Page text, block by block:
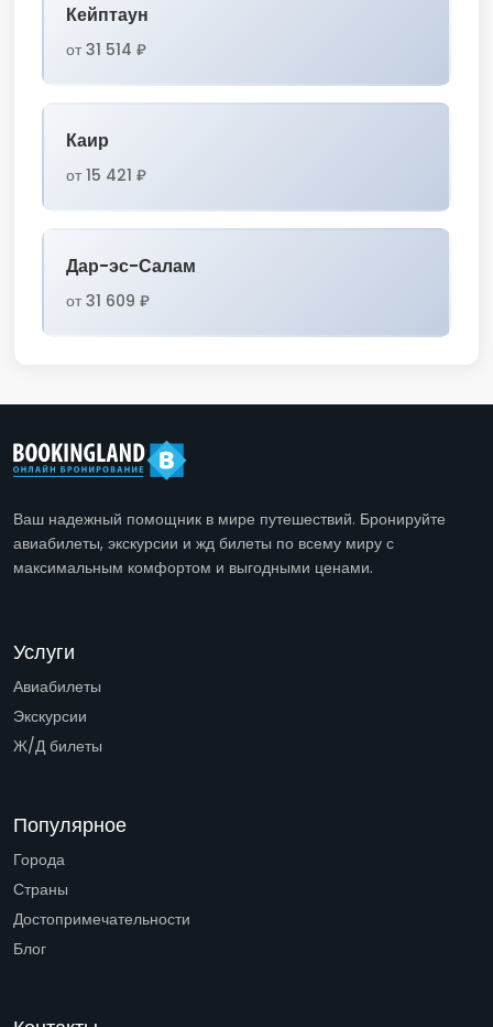
Кейптаун
от 31 514 ₽
Каир
от 15 421 ₽
Дар-эс-Салам
от 31 609 ₽
Ваш надежный помощник в мире путешествий. Бронируйте
авиабилеты, экскурсии и жд билеты по всему миру с
максимальным комфортом и выгодными ценами.
Услуги
Авиабилеты
Экскурсии
Ж/Д билеты
Популярное
Города
Страны
Достопримечательности
Блог